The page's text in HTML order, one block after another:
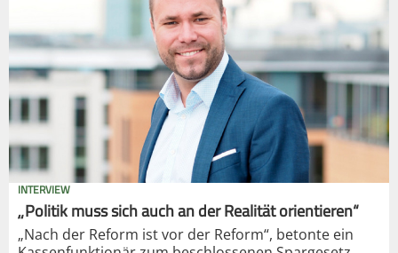
INTERVIEW
„Politik muss sich auch an der Realität orientieren“
„Nach der Reform ist vor der Reform“, betonte ein